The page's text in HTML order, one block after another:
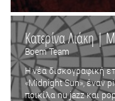
Κατερίνα Λιάκη |
Boem Team
H νέα δισκογραφική
«Midnight Sun», έναν
ποικίλα nu jazz και